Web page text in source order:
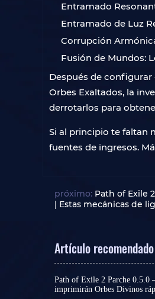
Entramado
Entramado de Luz
Corrupción
Fusión de Mundos:
Después de configurar
Orbes Exaltados, la
derrotarlos para
Si al principio te faltan
fuentes de ingresos.
próximo: Path of Exile
| Estas mecánicas de
Artículo recomendado
Path of Exile 2 Parche 0.5.0
imprimirán Orbes Divinos